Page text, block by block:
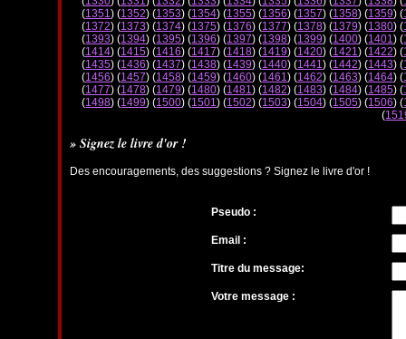
(1351) (1352) (1353) (1354) (1355) (1356) (1357) (1358) (1359) (
(1372) (1373) (1374) (1375) (1376) (1377) (1378) (1379) (1380) (
(1393) (1394) (1395) (1396) (1397) (1398) (1399) (1400) (1401) (
(1414) (1415) (1416) (1417) (1418) (1419) (1420) (1421) (1422) (
(1435) (1436) (1437) (1438) (1439) (1440) (1441) (1442) (1443) (
(1456) (1457) (1458) (1459) (1460) (1461) (1462) (1463) (1464) (
(1477) (1478) (1479) (1480) (1481) (1482) (1483) (1484) (1485) (
(1498) (1499) (1500) (1501) (1502) (1503) (1504) (1505) (1506) (
(
» Signez le livre d'or !
Des encouragements, des suggestions ? Signez le livre d'or !
Pseudo :
Email :
Titre du message:
Votre message :